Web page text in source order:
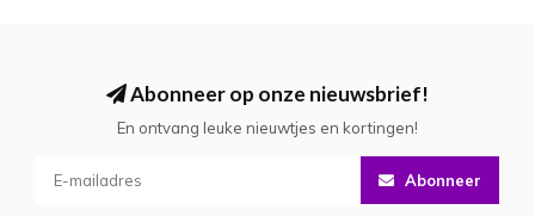
Abonneer op onze nieuwsbrief!
En ontvang leuke nieuwtjes en kortingen!
Abonneer